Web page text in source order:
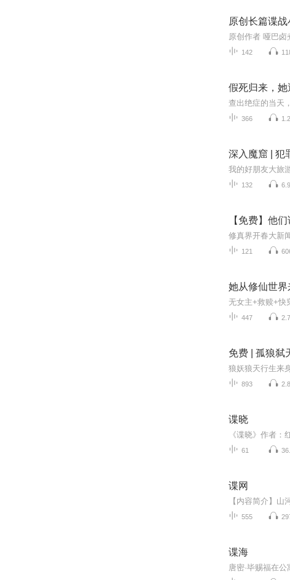
原创长篇谍
原创作者 哑巴
142
假死归来，
366
深入魔窟 | 犯
132
【免费】他
121
她从修仙世
447
免费 | 孤狼弑
893
谍晓
61
谍网
555
谍海